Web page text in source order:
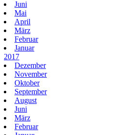
Juni
Mai
April
März
Februar
Januar
2017
Dezember
November
Oktober
September
August
Juni
März
Februar